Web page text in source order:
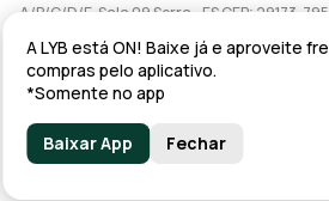
A/B/C/D/E, Sala 09 Serra - ES CEP: 29173-
A LYB está ON! Baixe já e aproveite
compras pelo aplicativo.
*Somente no app
Baixar App Fechar